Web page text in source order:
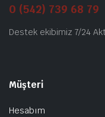
0 (542) 739 68 79
Destek ekibimiz 7/24
Müşteri
Hesabım